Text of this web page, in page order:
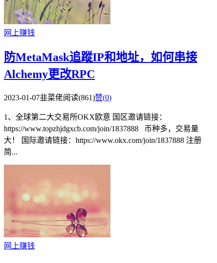
网上赚钱
防MetaMask追蹤IP和地址，如何串接
Alchemy更改RPC
2023-01-07韭菜佬阅读(861)赞(0)
1、全球第二大交易所OKX欧意 国区邀请链接：
https://www.topzhjdgxcb.com/join/1837888 币种多，交易量
大！ 国际邀请链接：https://www.okx.com/join/1837888 注册
简...
网上赚钱